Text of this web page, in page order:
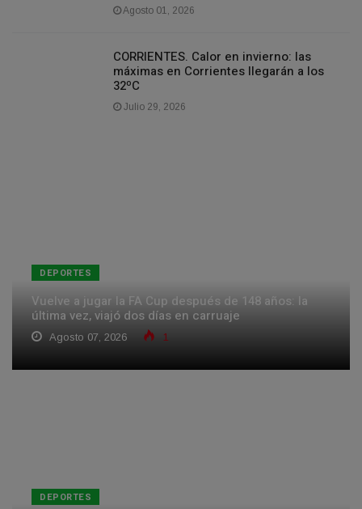
Agosto 01, 2026
CORRIENTES. Calor en invierno: las
máximas en Corrientes llegarán a los
32ºC
Julio 29, 2026
DEPORTES
Vuelve a jugar la FA Cup después de 148 años: la
última vez, viajó dos días en carruaje
Agosto 07, 2026 1
DEPORTES